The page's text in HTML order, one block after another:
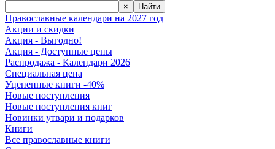
× Найти
Православные календари на 2027 год
Акции и скидки
Акция - Выгодно!
Акция - Доступные цены
Распродажа - Календари 2026
Специальная цена
Уцененные книги -40%
Новые поступления
Новые поступления книг
Новинки утвари и подарков
Книги
Все православные книги